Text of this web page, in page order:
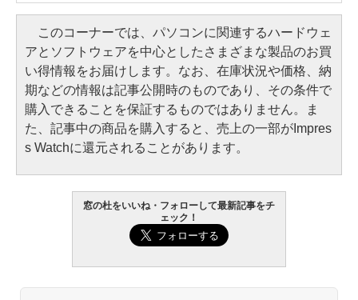
このコーナーでは、パソコンに関連するハードウェ
アとソフトウェアを中心としたさまざまな製品のお買
い得情報をお届けします。なお、在庫状況や価格、納
期などの情報は記事公開時のものであり、その条件で
購入できることを保証するものではありません。ま
た、記事中の商品を購入すると、売上の一部がImpres
s Watchに還元されることがあります。
窓の杜をいいね・フォローして最新記事をチ
ェック！